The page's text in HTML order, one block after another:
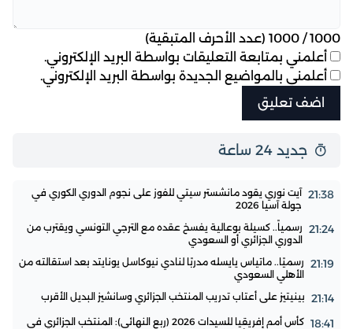
1000
/
1000 (عدد الأحرف المتبقية)
أعلمني بمتابعة التعليقات بواسطة البريد الإلكتروني.
أعلمني بالمواضيع الجديدة بواسطة البريد الإلكتروني.
جديد 24 ساعة
21:38 آيت نوري يقود مانشستر سيتي للفوز على نجوم الدوري الكوري في
جولة آسيا 2026
21:24 رسمياً.. كسيلة بوعالية يفسخ عقده مع الترجي التونسي ويقترب من
الدوري الجزائري أو السعودي
21:19 رسميًا.. ماتياس يايسله مدربًا لنادي نيوكاسل يونايتد بعد استقالته من
الأهلي السعودي
21:14 بينيتيز على أعتاب تدريب المنتخب الجزائري وسانشيز البديل الأقرب
18:41
كأس أمم إفريقيا للسيدات 2026 (ربع النهائي): المنتخب الجزائري في